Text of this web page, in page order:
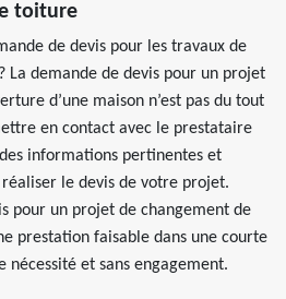
toiture
de devis pour les travaux de
La demande de devis pour un projet
d’une maison n’est pas du tout
en contact avec le prestataire
informations pertinentes et
le devis de votre projet.
pour un projet de changement de
prestation faisable dans une courte
nécessité et sans engagement.